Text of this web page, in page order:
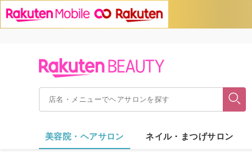
美容院・ヘアサロン ネイル・まつげサロン